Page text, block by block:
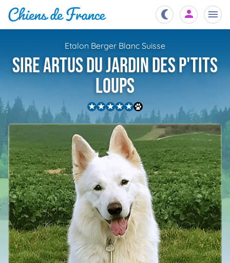
et
Étalons
Chiens
..
Services
..
Assurances
Connexion
Etalon Berger Blanc Suisse
Sire Artus Du Jardin Des P'tits
Loups